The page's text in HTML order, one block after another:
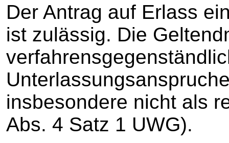
Der Antrag auf Erlass
ist zulässig. Die
insbesondere nicht als
Abs. 4 Satz 1 UWG).